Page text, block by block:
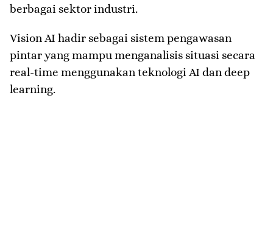
berbagai sektor industri.
Vision AI hadir sebagai sistem pengawasan
pintar yang mampu menganalisis situasi secara
real-time menggunakan teknologi AI dan deep
learning.